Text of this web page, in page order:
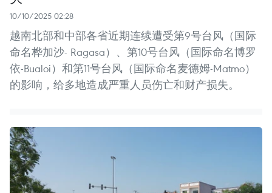
10/10/2025 02:28
越南北部和中部各省近期连续遭受第9号台风（国际
命名桦加沙- Ragasa）、第10号台风（国际命名博罗
依-Bualoi）和第11号台风（国际命名麦德姆-Matmo）
的影响，给多地造成严重人员伤亡和财产损失。